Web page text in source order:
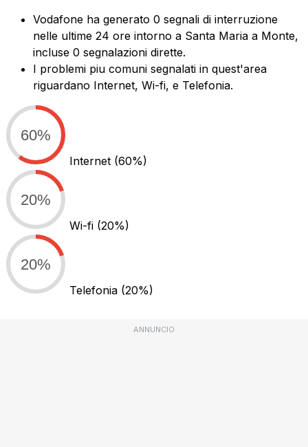
Vodafone ha generato 0 segnali di interruzione
nelle ultime 24 ore intorno a Santa Maria a Monte,
incluse 0 segnalazioni dirette.
I problemi piu comuni segnalati in quest'area
riguardano Internet, Wi-fi, e Telefonia.
60%
Internet (60%)
20%
Wi-fi (20%)
20%
Telefonia (20%)
ANNUNCIO